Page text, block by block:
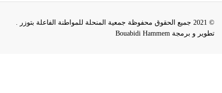
© 2021 جميع الحقوق محفوظة جمعية المنحلة للمواطنة الفاعلة بتوزر .
تطوير و برمجة Bouabidi Hammem